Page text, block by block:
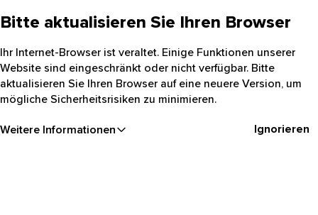
Bitte aktualisieren Sie Ihren Browser
Ihr Internet-Browser ist veraltet. Einige Funktionen unserer
Website sind eingeschränkt oder nicht verfügbar. Bitte
aktualisieren Sie Ihren Browser auf eine neuere Version, um
mögliche Sicherheitsrisiken zu minimieren.
Weitere Informationen Ignorieren